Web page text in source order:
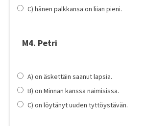
C) hänen palkkansa on liian pieni.
M4. Petri
A) on äskettäin saanut lapsia.
B) on Minnan kanssa naimisissa.
C) on löytänyt uuden tyttöystävän.